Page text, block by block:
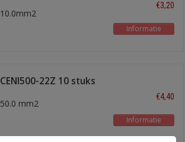
10.0mm2
€3,20
Informatie
CENI500-22Z 10 stuks
50.0 mm2
€4,40
Informatie